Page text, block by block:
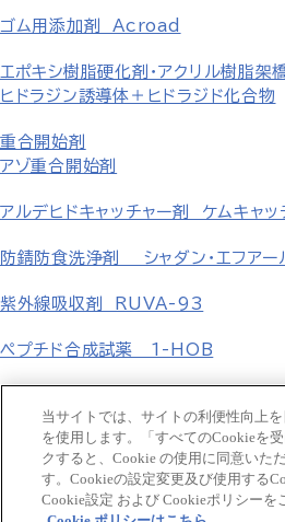
ゴム用添加剤 Acroad
エポキシ樹脂硬化剤・アクリル樹脂架
ヒドラジン誘導体＋ヒドラジド化合物
重合開始剤
アゾ重合開始剤
アルデヒドキャッチャー剤 ケムキャッ
防錆防食洗浄剤 シャダン・エフアー
紫外線吸収剤 RUVA-93
ペプチド合成試薬 1-HOB
フェニル誘導体 p-置換フェニル誘導
GCLE・タゾバクタム β-ラクタム化
当サイトでは、サイトの利便性向上
を使用します。「すべてのCookieを
クすると、Cookie の使用に同意いた
す。Cookieの設定変更及び使用する
Cookie設定 および Cookieポリシーを